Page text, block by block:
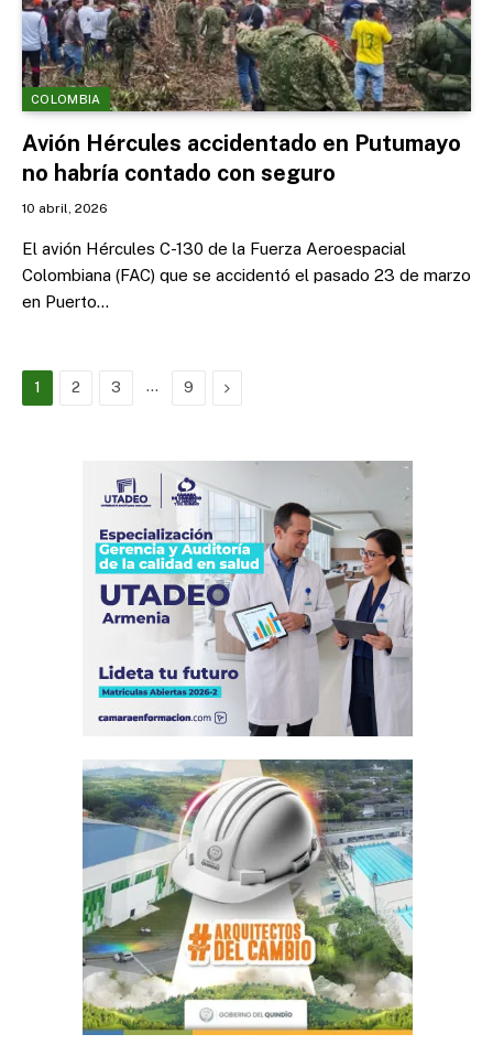
COLOMBIA
Avión Hércules accidentado en Putumayo
no habría contado con seguro
10 abril, 2026
El avión Hércules C-130 de la Fuerza Aeroespacial
Colombiana (FAC) que se accidentó el pasado 23 de marzo
en Puerto…
1 2 3 … 9 Next